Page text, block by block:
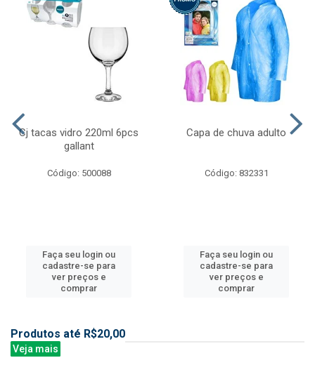
Cj tacas vidro 220ml 6pcs
gallant
Código: 500088
Faça seu login ou
cadastre-se para
ver preços e
comprar
Capa de chuva adulto
Código: 832331
Faça seu login ou
cadastre-se para
ver preços e
comprar
Produtos até R$20,00
Veja mais